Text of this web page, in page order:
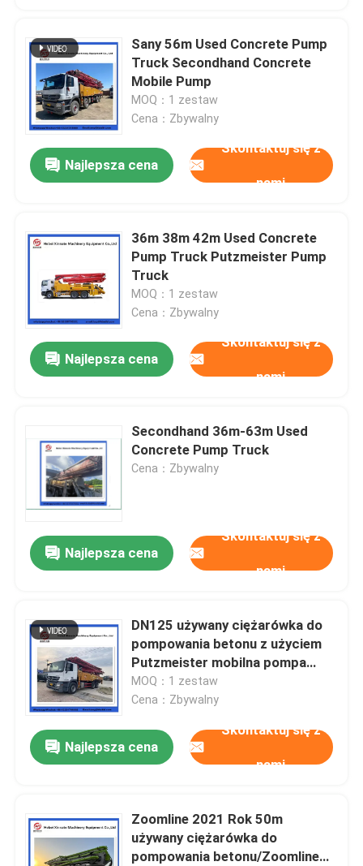
Sany 56m Used Concrete Pump
Truck Secondhand Concrete
Mobile Pump
MOQ：1 zestaw
Cena：Zbywalny
Najlepsza cena
Skontaktuj się z
nami
36m 38m 42m Used Concrete
Pump Truck Putzmeister Pump
Truck
MOQ：1 zestaw
Cena：Zbywalny
Najlepsza cena
Skontaktuj się z
nami
Secondhand 36m-63m Used
Concrete Pump Truck
Cena：Zbywalny
Najlepsza cena
Skontaktuj się z
nami
DN125 używany ciężarówka do
pompowania betonu z użyciem
Putzmeister mobilna pompa
betonowa
MOQ：1 zestaw
Cena：Zbywalny
Najlepsza cena
Skontaktuj się z
nami
Zoomline 2021 Rok 50m
używany ciężarówka do
pompowania betonu/Zoomline